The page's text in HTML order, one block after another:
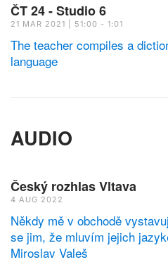
ČT 24 - Studio 6
21 MAR 2021 | 51:00 - 1:01
The teacher compiles a
language
AUDIO
Český rozhlas Vltava
4 AUG 2022
Někdy mě v obchodě
se jim, že mluvím jejich
Miroslav Valeš